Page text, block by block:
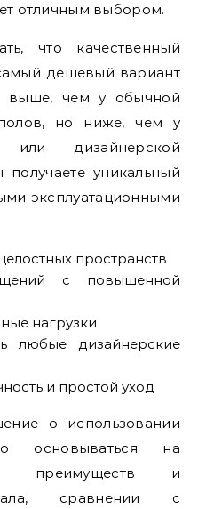
отличным выбором.
что качественный
дешевый вариант
выше, чем у обычной
но ниже, чем у
или дизайнерской
уникальный
эксплуатационными
пространств
с повышенной
нагрузки
любые дизайнерские
и простой уход
о использовании
основываться на
преимуществ и
сравнении с